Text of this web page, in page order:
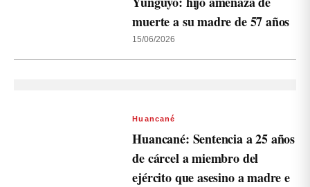
muerte a su madre de 57 años
15/06/2026
Huancané
Huancané: Sentencia a 25 años
de cárcel a miembro del
ejército que asesino a madre e